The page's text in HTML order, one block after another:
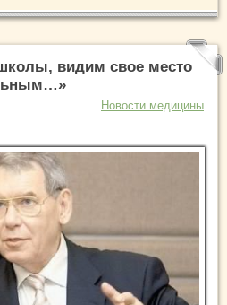
видим свое место
Новости медицины